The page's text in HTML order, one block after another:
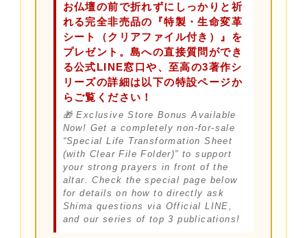
お仏壇の前で折れずにしっかりと祈
れる完全非売品の『特製・生命変革
シート（クリアファイル付き）』を
プレゼント。島への直接質問ができ
る公式LINE窓口や、至高の3著作シ
リーズの詳細は以下の特設ページか
らご覧ください！
🎁 Exclusive Store Bonus Available
Now! Get a completely non-for-sale
“Special Life Transformation Sheet
(with Clear File Folder)” to support
your strong prayers in front of the
altar. Check the special page below
for details on how to directly ask
Shima questions via Official LINE,
and our series of top 3 publications!